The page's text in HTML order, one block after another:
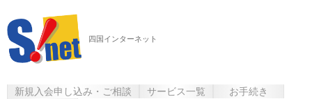
四国インターネット
新規入会申し込み・ご相談 サービス一覧
お手続き